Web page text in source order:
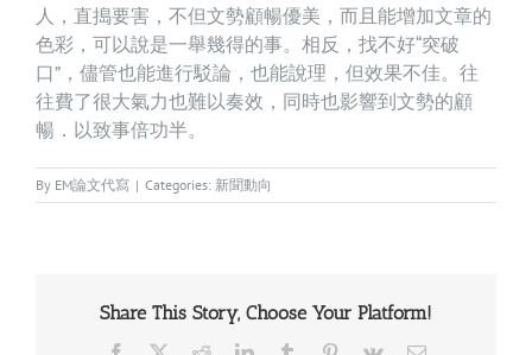
人，直搗要害，不但文勢顧暢優美，而且能增加文章的
色彩，可以說是一舉幾得的事。相反，找不好“突破
口”，儘管也能進行駁論，也能說理，但效果不佳。往
往費了很大氣力也難以奏效，同時也影響到文勢的顧
暢．以致事倍功半。
By EM論文代寫 | Categories: 新聞動向
Share This Story, Choose Your Platform!